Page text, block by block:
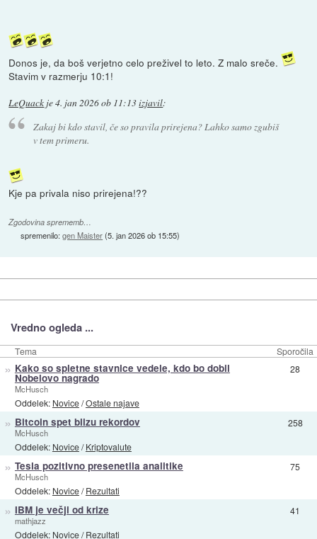
Donos je, da boš verjetno celo preživel to leto. Z malo sreče.
Stavim v razmerju 10:1!
LeQuack je4. jan 2026 ob 11:13izjavil:
Zakaj bi kdo stavil, če so pravila prirejena? Lahko samo zgubiš
v tem primeru.
Kje pa privala niso prirejena!??
Zgodovina sprememb…
spremenilo:gen Maister(5. jan 2026 ob 15:55)
Vredno ogleda ...
Tema Sporočila
» Kako so spletne stavnice vedele, kdo bo dobil
Nobelovo nagrado
McHusch
Oddelek: Novice/Ostale najave
28
» Bitcoin spet blizu rekordov
McHusch
Oddelek: Novice/Kriptovalute
258
» Tesla pozitivno presenetila analitike
McHusch
Oddelek: Novice/Rezultati
75
» IBM je večji od krize
mathjazz
Oddelek: Novice/Rezultati
41